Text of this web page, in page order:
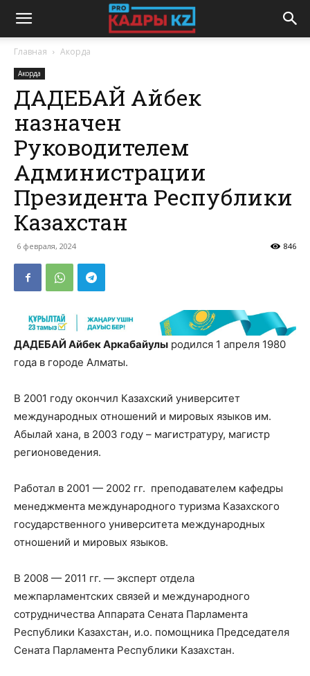
Главная Акорда
Акорда
ДАДЕБАЙ Айбек
назначен
Руководителем
Администрации
Президента Республики
Казахстан
6 февраля, 2024 846
ДАДЕБАЙ Айбек Аркабайулы родился 1 апреля 1980
года в городе Алматы.
В 2001 году окончил Казахский университет
международных отношений и мировых языков им.
Абылай хана, в 2003 году – магистратуру, магистр
регионоведения.
Работал в 2001 — 2002 гг. преподавателем кафедры
менеджмента международного туризма Казахского
государственного университета международных
отношений и мировых языков.
В 2008 — 2011 гг. — эксперт отдела
межпарламентских связей и международного
сотрудничества Аппарата Сената Парламента
Республики Казахстан, и.о. помощника Председателя
Сената Парламента Республики Казахстан.